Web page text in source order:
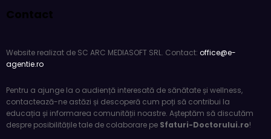
Contact
Website realizat de SC ARC MEDIASOFT SRL. Contact: office@e-
agentie.ro
Pentru a ajunge la o audiență interesată de sănătate și wellness,
contactează-ne astăzi și descoperă cum poți să contribui la
educația și informarea comunității noastre. Așteptăm să discutăm
despre posibilitățile tale de colaborare pe Sfaturi-Doctorului.ro!